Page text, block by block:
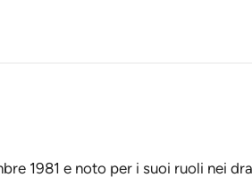
1981 e noto per i suoi ruoli nei